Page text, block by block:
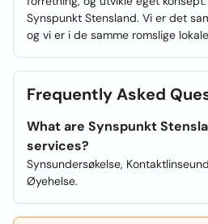
Synspunkt Stensland. Vi er det
og vi er i de samme romslige
Frequently Asked
What are Synspunkt
services?
Synsundersøkelse,
Øyehelse.